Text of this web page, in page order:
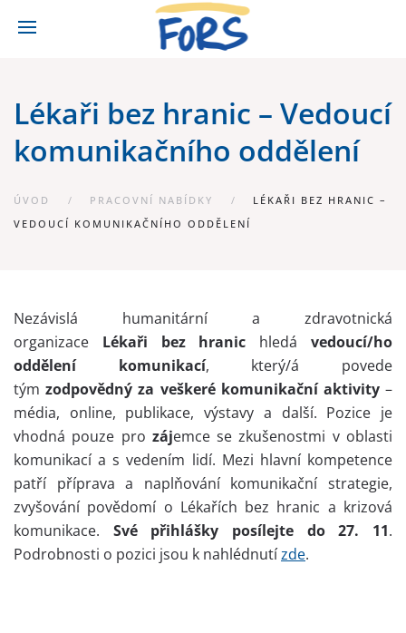
Lékaři bez hranic – Vedoucí
komunikačního oddělení
ÚVOD PRACOVNÍ NABÍDKY
LÉKAŘI BEZ HRANIC –
VEDOUCÍ KOMUNIKAČNÍHO ODDĚLENÍ
Nezávislá humanitární a zdravotnická
organizace Lékaři bez hranic hledávedoucí/ho
oddělení komunikací, který/á povede
týmzodpovědný za veškeré komunikační aktivity–
média, online, publikace, výstavy a další. Pozice je
vhodná pouze pro zájemce se zkušenostmi v oblasti
komunikací a s vedením lidí. Mezi hlavní kompetence
patří příprava a naplňování komunikační strategie,
zvyšování povědomí o Lékařích bez hranic a krizová
komunikace. Své přihlášky posílejte do 27. 11.
Podrobnosti o pozici jsou k nahlédnutízde.